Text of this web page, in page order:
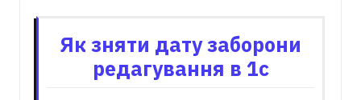
Як зняти дату заборони
редагування в 1с